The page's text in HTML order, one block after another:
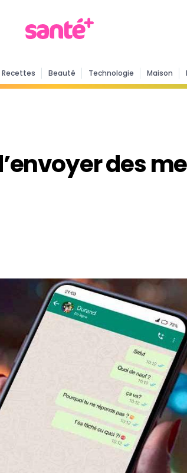
Beauté Technologie Maison
des